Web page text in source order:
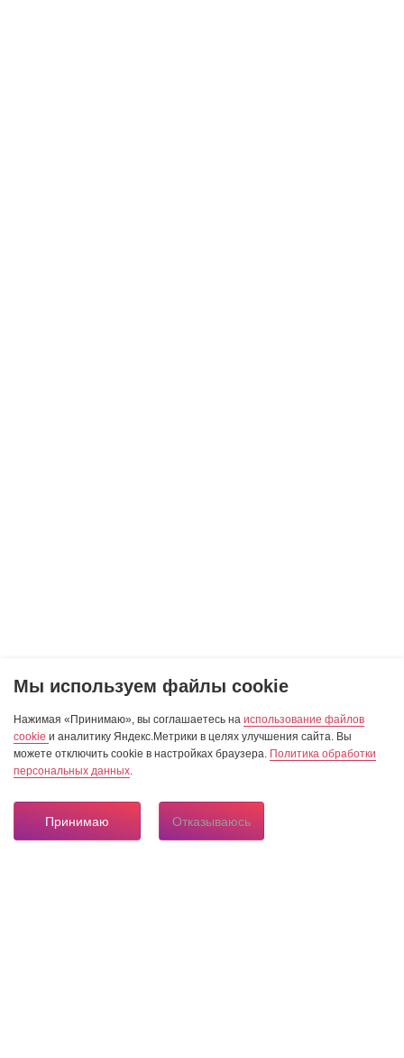
Мы используем файлы cookie
Нажимая «Принимаю», вы соглашаетесь на использование файлов
cookie и аналитику Яндекс.Метрики в целях улучшения сайта. Вы
можете отключить cookie в настройках браузера. Политика обработки
персональных данных.
Принимаю Отказываюсь